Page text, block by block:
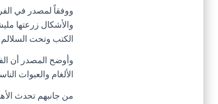
ووفقاً لمصدر في
والأشكال زرعتها
الكتب وتحت
وأوضح المصدر أن
الألغام والعبوات
من جانبهم تحدث